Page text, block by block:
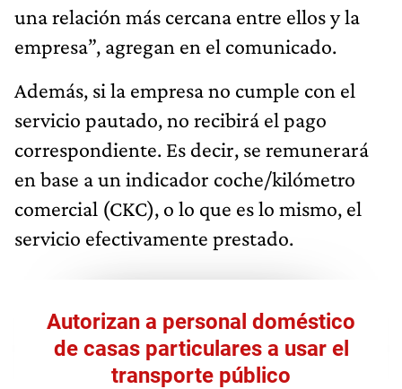
una relación más cercana entre ellos y la
empresa”, agregan en el comunicado.
Además, si la empresa no cumple con el
servicio pautado, no recibirá el pago
correspondiente. Es decir, se remunerará
en base a un indicador coche/kilómetro
comercial (CKC), o lo que es lo mismo, el
servicio efectivamente prestado.
Autorizan a personal doméstico
de casas particulares a usar el
transporte público